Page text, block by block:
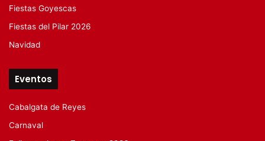
Fiestas Goyescas
Fiestas del Pilar 2026
Navidad
Eventos
Cabalgata de Reyes
Carnaval